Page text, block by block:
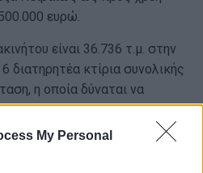
My Personal
ευρώ.
είναι 36.736 τ.μ. στην
διατηρητέα κτίρια συνολικής
η οποία δύναται να
τ. μ.
Δήμου Κεντρικής Κέρκυρας